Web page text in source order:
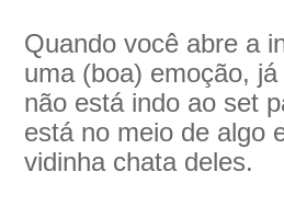
Quando você abre a
uma (boa) emoção,
não está indo ao set
está no meio de algo
vidinha chata deles.